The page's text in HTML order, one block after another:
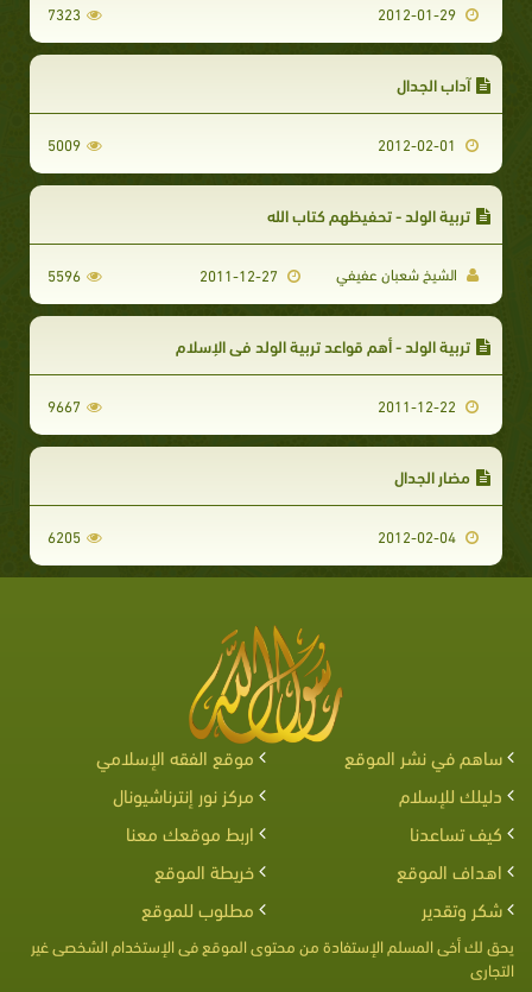
7323
آداب الجدال
5009
تربية الولد - تحفيظهم كتاب الله
الشيخ شعبان عفيفي 5596
تربية الولد - أهم قواعد تربية الولد في الإسلام
9667
مضار الجدال
6205
ساهم في نشر الموقع
موقع الفقه الإسلامي
دليلك للإسلام
مركز نور إنترناشيونال
كيف تساعدنا
اربط موقعك معنا
اهداف الموقع
خريطة الموقع
شكر وتقدير
مطلوب للموقع
يحق لك أخى المسلم الإستفادة من محتوى الموقع فى الإستخدام الشخصى غير
التجارى